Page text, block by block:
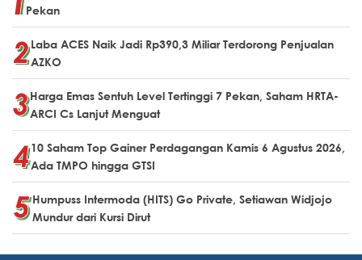
Pekan
Laba ACES Naik Jadi Rp390,3 Miliar Terdorong Penjualan
AZKO
Harga Emas Sentuh Level Tertinggi 7 Pekan, Saham HRTA-
ARCI Cs Lanjut Menguat
10 Saham Top Gainer Perdagangan Kamis 6 Agustus 2026,
Ada TMPO hingga GTSI
Humpuss Intermoda (HITS) Go Private, Setiawan Widjojo
Mundur dari Kursi Dirut